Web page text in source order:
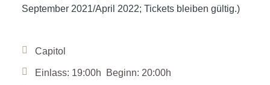
September 2021/April 2022; Tickets bleiben gültig.)
Capitol
Einlass: 19:00h Beginn: 20:00h